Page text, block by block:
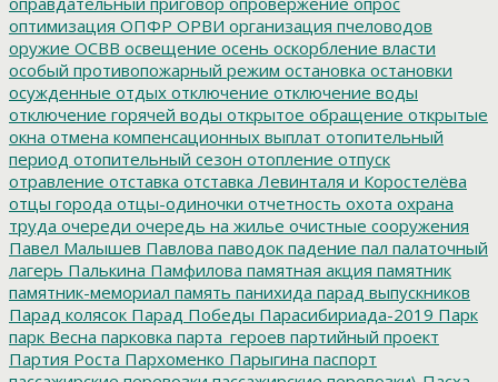
оптимизация ОПФР ОРВИ организация пчеловодов
оружие ОСВВ освещение осень оскорбление власти
особый противопожарный режим остановка остановки
осужденные отдых отключение отключение воды
отключение горячей воды открытое обращение открытые
окна отмена компенсационных выплат отопительный
период отопительный сезон отопление отпуск
отравление отставка отставка Левинталя и Коростелёва
отцы города отцы-одиночки отчетность охота охрана
труда очереди очередь на жилье очистные сооружения
Павел Малышев Павлова паводок падение пал палаточный
лагерь Палькина Памфилова памятная акция памятник
памятник-мемориал память панихида парад выпускников
Парад колясок Парад Победы Парасибириада-2019 Парк
парк Весна парковка парта_героев партийный проект
Партия Роста Пархоменко Парыгина паспорт